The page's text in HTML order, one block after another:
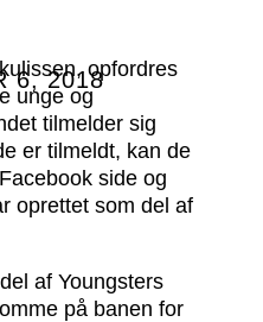
6, 2018opfordres
unge og
tilmelder sig
er tilmeldt, kan de
side og
oprettet som del af
af Youngsters
på banen for